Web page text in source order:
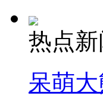
热点新
呆萌